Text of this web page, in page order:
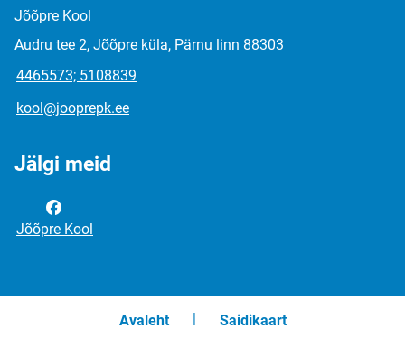
Jõõpre Kool
Audru tee 2, Jõõpre küla, Pärnu linn 88303
4465573; 5108839
kool@jooprepk.ee
Jälgi meid
Jõõpre Kool
Avaleht Saidikaart